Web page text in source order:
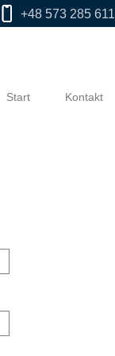
+48 573 285 611
Start Kontakt